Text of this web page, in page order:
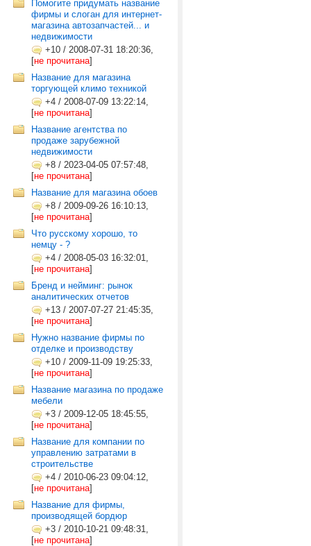
Помогите придумать название
фирмы и слоган для интернет-
магазина автозапчастей... и
недвижимости
+10 / 2008-07-31 18:20:36,
[не прочитана]
Название для магазина
торгующей климо техникой
+4 / 2008-07-09 13:22:14,
[не прочитана]
Название агентства по
продаже зарубежной
недвижимости
+8 / 2023-04-05 07:57:48,
[не прочитана]
Название для магазина обоев
+8 / 2009-09-26 16:10:13,
[не прочитана]
Что русскому хорошо, то
немцу - ?
+4 / 2008-05-03 16:32:01,
[не прочитана]
Бренд и нейминг: рынок
аналитических отчетов
+13 / 2007-07-27 21:45:35,
[не прочитана]
Нужно название фирмы по
отделке и производству
+10 / 2009-11-09 19:25:33,
[не прочитана]
Название магазина по продаже
мебели
+3 / 2009-12-05 18:45:55,
[не прочитана]
Название для компании по
управлению затратами в
строительстве
+4 / 2010-06-23 09:04:12,
[не прочитана]
Название для фирмы,
производящей бордюр
+3 / 2010-10-21 09:48:31,
[не прочитана]